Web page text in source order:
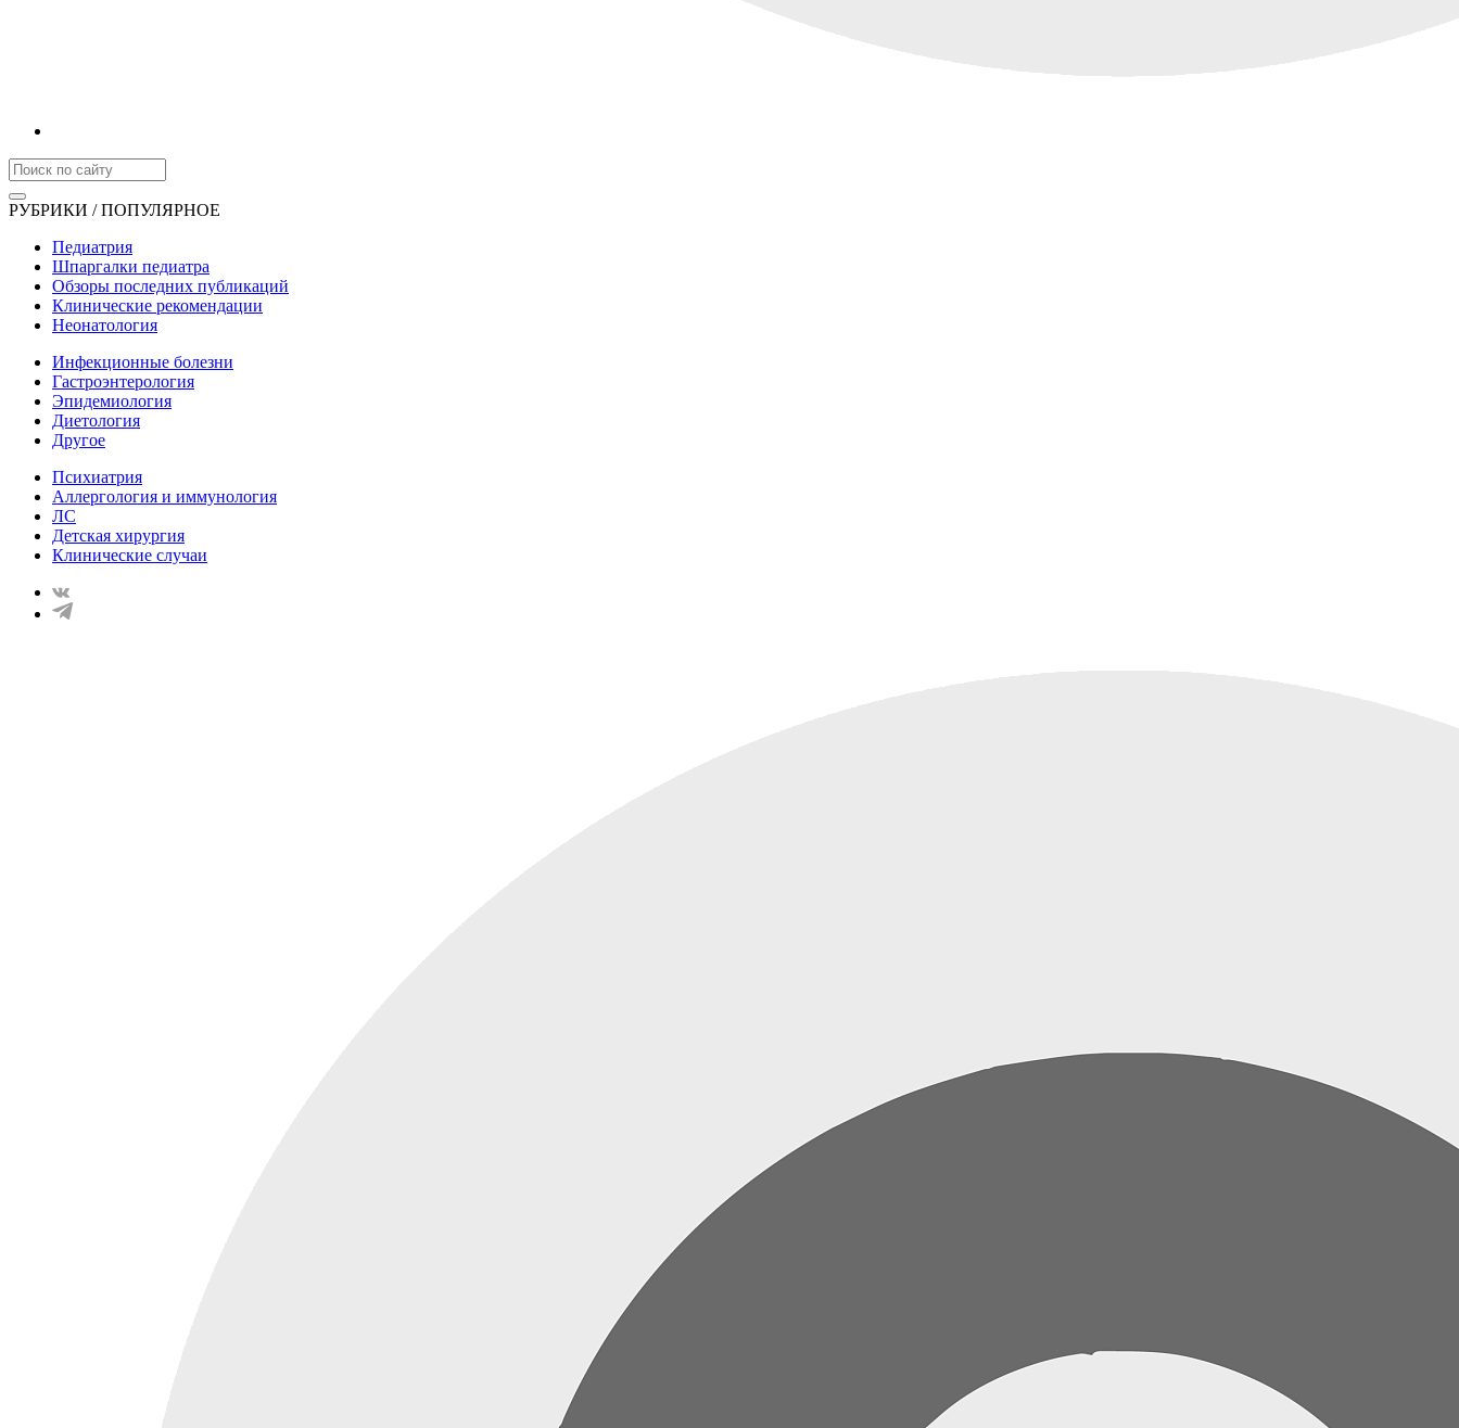
РУБРИКИ / ПОПУЛЯРНОЕ
Педиатрия
Шпаргалки педиатра
Обзоры последних публикаций
Клинические рекомендации
Неонатология
Инфекционные болезни
Гастроэнтерология
Эпидемиология
Диетология
Другое
Психиатрия
Аллергология и иммунология
ЛС
Детская хирургия
Клинические случаи